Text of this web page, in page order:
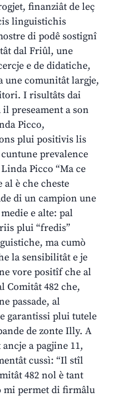
finanziât de leç
linguistichis
di podê sostignî
dal Friûl, une
e de didatiche,
une comunitât largje,
I risultâts dai
preseament a son
Picco,
plui positivis lis
prevalence
Picco “Ma ce
è che cheste
di un campion une
e alte: pal
plui “fredis”
ma cumò
la sensibilitât e je
vore positîf che al
Comitât 482 che,
passade, al
garantissi plui tutele
de zonte Illy. A
a pagjine 11,
cussì: “Il stîl
482 nol è tant
mi permet di firmâlu